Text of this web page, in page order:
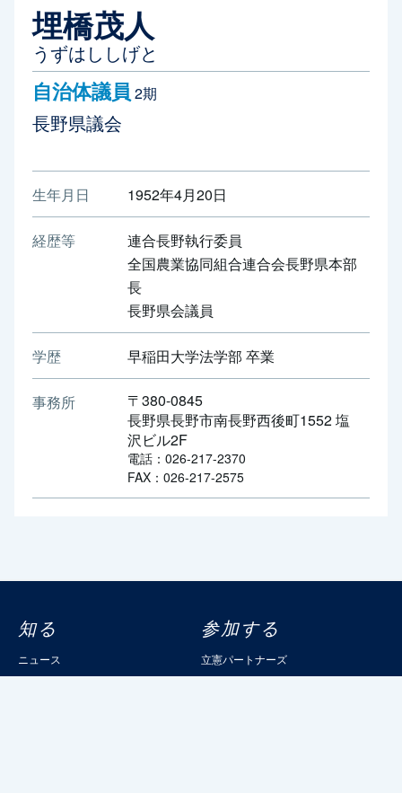
埋橋茂人
うずはししげと
自治体議員 2期
長野県議会
生年月日 1952年4月20日
経歴等
連合長野執行委員
全国農業協同組合連合会長野県本部
長
長野県会議員
学歴 早稲田大学法学部 卒業
事務所
〒380-0845
長野県長野市南長野西後町1552 塩
沢ビル2F
電話：026-217-2370
FAX：026-217-2575
知る
ニュース
参加する
立憲パートナーズ